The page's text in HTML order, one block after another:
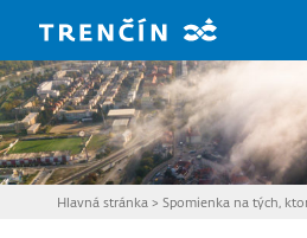
Hlavná stránka >Spomienka na tých,